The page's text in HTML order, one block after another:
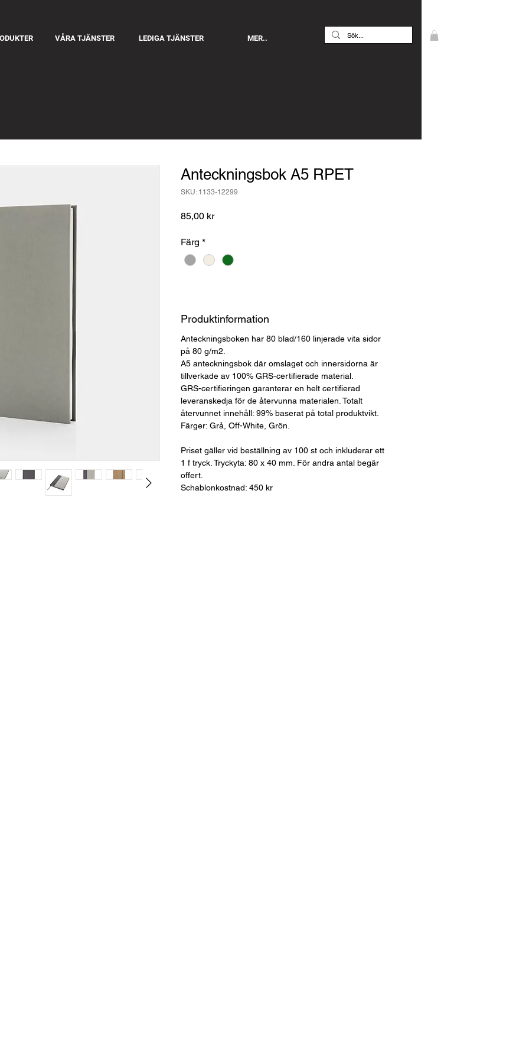
VÅRA TJÄNSTER LEDIGA TJÄNSTER MER..
Anteckningsbok A5 RPET
SKU: 1133-12299
85,00 krPris
Färg *
Produktinformation
Anteckningsboken har 80 blad/160 linjerade vita sidor
på 80 g/m2.
A5 anteckningsbok där omslaget och innersidorna är
tillverkade av 100% GRS-certifierade material.
GRS-certifieringen garanterar en helt certifierad
leveranskedja för de återvunna materialen. Totalt
återvunnet innehåll: 99% baserat på total produktvikt.
Färger: Grå, Off-White, Grön.
Priset gäller vid beställning av 100 st och inkluderar ett
1 f tryck. Tryckyta: 80 x 40 mm. För andra antal begär
offert.
Schablonkostnad: 450 kr